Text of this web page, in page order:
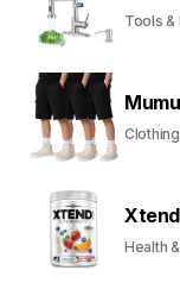
Tools
Health